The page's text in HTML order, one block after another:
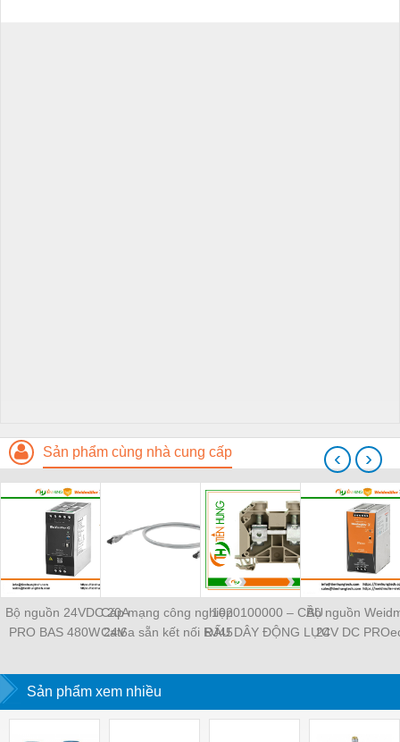
Sản phẩm cùng nhà cung cấp
Bộ nguồn 24VDC 20A
PRO BAS 480W 24V
Weidmuller -
TIENHUNGTECH
Cáp mạng công nghiệp
Cat6a sẵn kết nối RJ45
C6FP8LD0050M40M40-
D — 1165940050
1020100000 – CẦU
ĐẤU DÂY ĐỘNG LỰC
WEIDMULLER –
Bộ nguồn
24V DC
‹ ›
Sản phẩm xem nhiều